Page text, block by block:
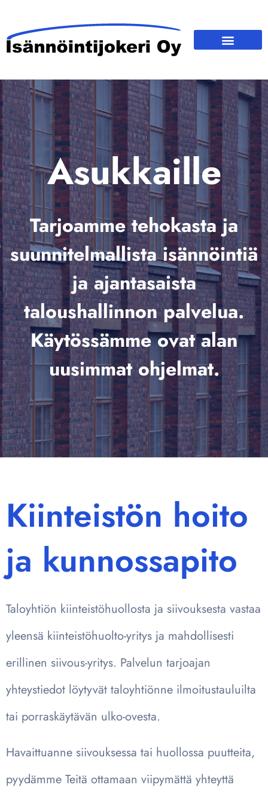
Asukkaille
Tarjoamme tehokasta ja
suunnitelmallista isännöintiä
ja ajantasaista
taloushallinnon palvelua.
Käytössämme ovat alan
uusimmat ohjelmat.
Kiinteistön hoito
ja kunnossapito
Taloyhtiön kiinteistöhuollosta ja siivouksesta vastaa
yleensä kiinteistöhuolto-yritys ja mahdollisesti
erillinen siivous-yritys. Palvelun tarjoajan
yhteystiedot löytyvät taloyhtiönne ilmoitustauluilta
tai porraskäytävän ulko-ovesta.
Havaittuanne siivouksessa tai huollossa puutteita,
pyydämme Teitä ottamaan viipymättä yhteyttä